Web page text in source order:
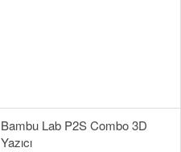
Bambu Lab P2S Combo 3D
Yazıcı